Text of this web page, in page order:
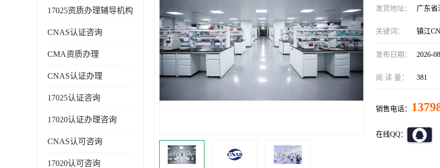
17025资质办理辅导机构
CNAS认证咨询
CMA资质办理
CNAS认证办理
17025认证咨询
17020认证办理咨询
CNAS认可咨询
17020认可咨询
发货地址： 广东省
关键词： 镇江
发布日期： 2026-
阅 读 量： 381
销售电话：
在线QQ：